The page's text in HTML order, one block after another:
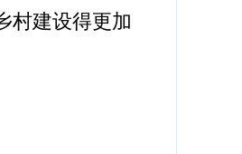
村建设得更加